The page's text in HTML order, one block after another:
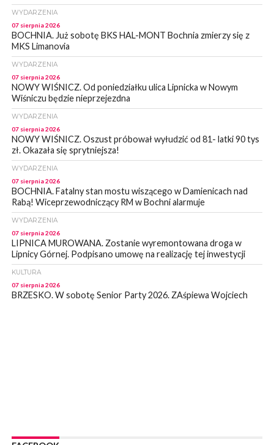
WYDARZENIA
07 sierpnia 2026
BOCHNIA. Już sobotę BKS HAL-MONT Bochnia zmierzy się z
MKS Limanovia
WYDARZENIA
07 sierpnia 2026
NOWY WIŚNICZ. Od poniedziałku ulica Lipnicka w Nowym
Wiśniczu będzie nieprzejezdna
WYDARZENIA
07 sierpnia 2026
NOWY WIŚNICZ. Oszust próbował wyłudzić od 81- latki 90 tys
zł. Okazała się sprytniejsza!
WYDARZENIA
07 sierpnia 2026
BOCHNIA. Fatalny stan mostu wiszącego w Damienicach nad
Rabą! Wiceprzewodniczący RM w Bochni alarmuje
WYDARZENIA
07 sierpnia 2026
LIPNICA MUROWANA. Zostanie wyremontowana droga w
Lipnicy Górnej. Podpisano umowę na realizację tej inwestycji
KULTURA
07 sierpnia 2026
BRZESKO. W sobotę Senior Party 2026. ZAśpiewa Wojciech
BOCHNIA. Podpisano umowę na wykonanie dokumentacji